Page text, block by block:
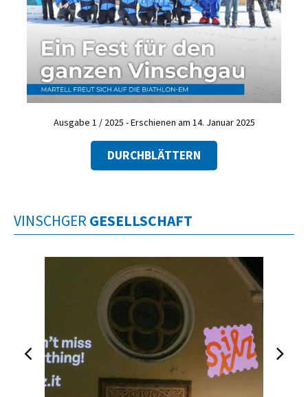
Ausgabe 1 / 2025 - Erschienen am 14. Januar 2025
DURCHBLÄTTERN
VINSCHGER GESELLSCHAFT